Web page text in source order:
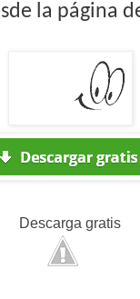
la página
Descarga gratis